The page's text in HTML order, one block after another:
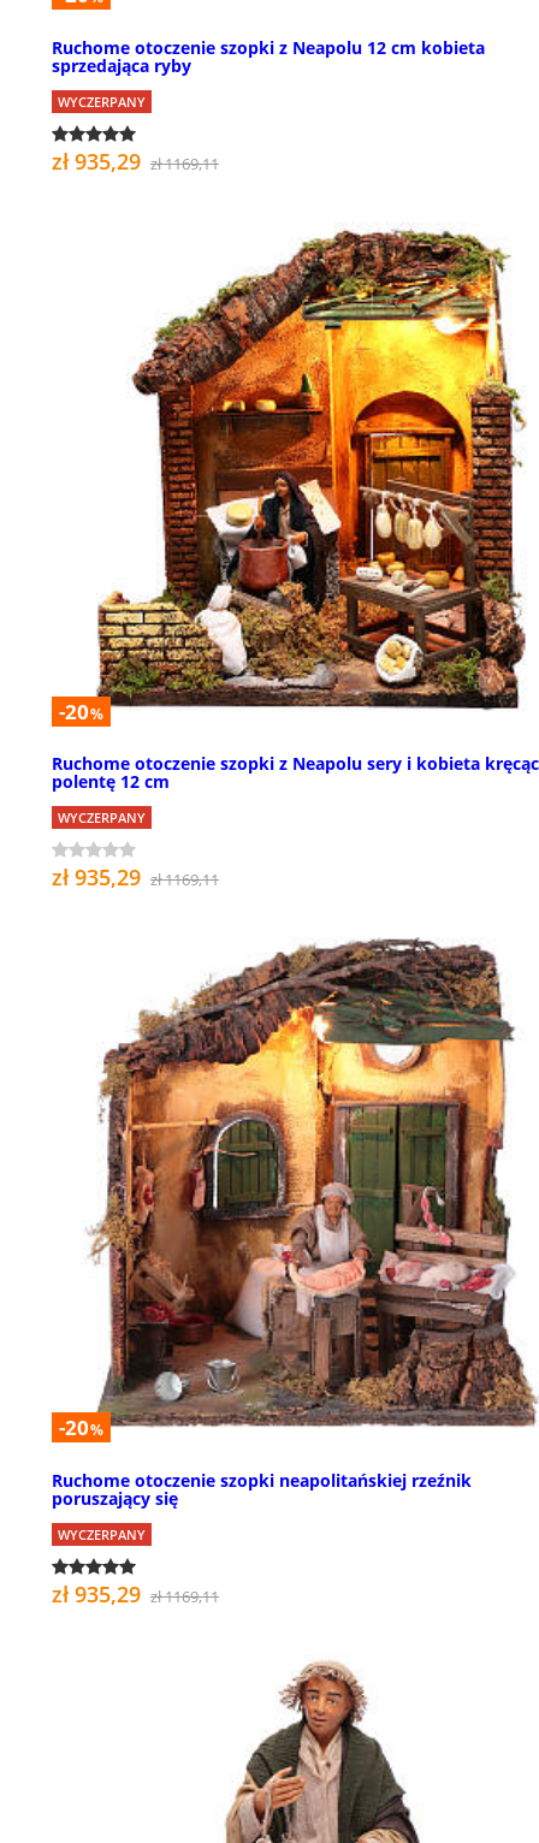
Ruchome otoczenie szopki z Neapolu 12 cm kobieta
sprzedająca ryby
WYCZERPANY
zł 935,29 zł 1169,11
-20%
Ruchome otoczenie szopki z Neapolu sery i kobieta
polentę 12 cm
WYCZERPANY
zł 935,29 zł 1169,11
-20%
Ruchome otoczenie szopki neapolitańskiej rzeźnik
poruszający się
WYCZERPANY
zł 935,29 zł 1169,11